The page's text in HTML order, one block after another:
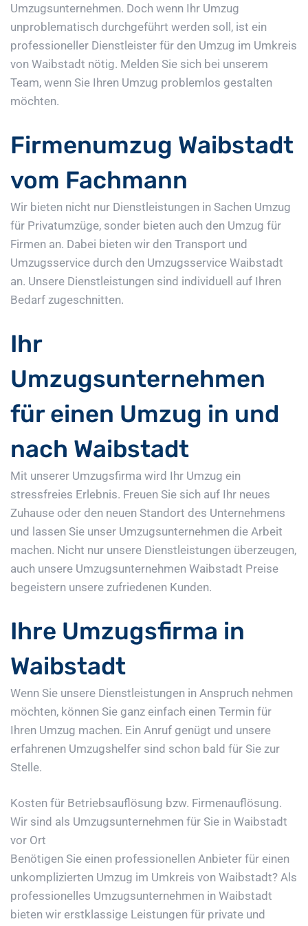
Umzugsunternehmen. Doch wenn Ihr Umzug
unproblematisch durchgeführt werden soll, ist ein
professioneller Dienstleister für den Umzug im Umkreis
von Waibstadt nötig. Melden Sie sich bei unserem
Team, wenn Sie Ihren Umzug problemlos gestalten
möchten.
Firmenumzug Waibstadt
vom Fachmann
Wir bieten nicht nur Dienstleistungen in Sachen Umzug
für Privatumzüge, sonder bieten auch den Umzug für
Firmen an. Dabei bieten wir den Transport und
Umzugsservice durch den Umzugsservice Waibstadt
an. Unsere Dienstleistungen sind individuell auf Ihren
Bedarf zugeschnitten.
Ihr
Umzugsunternehmen
für einen Umzug in und
nach Waibstadt
Mit unserer Umzugsfirma wird Ihr Umzug ein
stressfreies Erlebnis. Freuen Sie sich auf Ihr neues
Zuhause oder den neuen Standort des Unternehmens
und lassen Sie unser Umzugsunternehmen die Arbeit
machen. Nicht nur unsere Dienstleistungen überzeugen,
auch unsere Umzugsunternehmen Waibstadt Preise
begeistern unsere zufriedenen Kunden.
Ihre Umzugsfirma in
Waibstadt
Wenn Sie unsere Dienstleistungen in Anspruch nehmen
möchten, können Sie ganz einfach einen Termin für
Ihren Umzug machen. Ein Anruf genügt und unsere
erfahrenen Umzugshelfer sind schon bald für Sie zur
Stelle.
Kosten für Betriebsauflösung bzw. Firmenauflösung.
Wir sind als Umzugsunternehmen für Sie in Waibstadt
vor Ort
Benötigen Sie einen professionellen Anbieter für einen
unkomplizierten Umzug im Umkreis von Waibstadt? Als
professionelles Umzugsunternehmen in Waibstadt
bieten wir erstklassige Leistungen für private und